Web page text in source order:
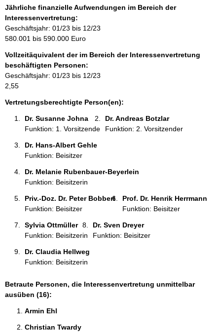
f
o
r
m
t
i
o
n
e
Jährliche finanzielle Aufwendungen im Bereich der
Interessenvertretung:
Geschäftsjahr: 01/23 bis 12/23
580.001 bis 590.000 Euro
Vollzeitäquivalent der im Bereich der Interessenvertretung
beschäftigten Personen:
Geschäftsjahr: 01/23 bis 12/23
2,55
Vertretungsberechtigte Person(en):
Dr. Susanne Johna
Funktion: 1. Vorsitzende
Dr. Andreas Botzlar
Funktion: 2. Vorsitzender
Dr. Hans-Albert Gehle
Funktion: Beisitzer
Dr. Melanie Rubenbauer-Beyerlein
Funktion: Beisitzerin
Priv.-Doz. Dr. Peter Bobbert
Funktion: Beisitzer
Prof. Dr. Henrik Herrmann
Funktion: Beisitzer
Sylvia Ottmüller
Funktion: Beisitzerin
Dr. Sven Dreyer
Funktion: Beisitzer
Dr. Claudia Hellweg
Funktion: Beisitzerin
Betraute Personen, die Interessenvertretung unmittelbar
ausüben (16):
Armin Ehl
Christian Twardy